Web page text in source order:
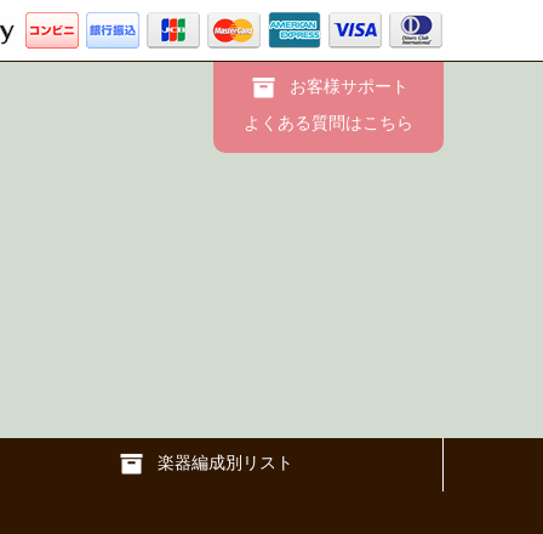
お客様サポート
よくある質問はこちら
楽器編成別リスト